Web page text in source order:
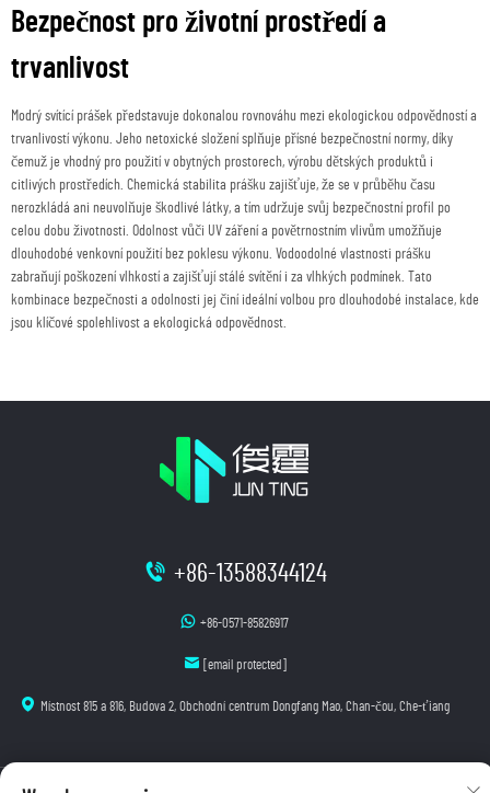
Bezpečnost pro životní prostředí a
trvanlivost
Modrý svítící prášek představuje dokonalou rovnováhu mezi ekologickou odpovědností a
trvanlivostí výkonu. Jeho netoxické složení splňuje přísné bezpečnostní normy, díky
čemuž je vhodný pro použití v obytných prostorech, výrobu dětských produktů i
citlivých prostředích. Chemická stabilita prášku zajišťuje, že se v průběhu času
nerozkládá ani neuvolňuje škodlivé látky, a tím udržuje svůj bezpečnostní profil po
celou dobu životnosti. Odolnost vůči UV záření a povětrnostním vlivům umožňuje
dlouhodobé venkovní použití bez poklesu výkonu. Vodoodolné vlastnosti prášku
zabraňují poškození vlhkostí a zajišťují stálé svítění i za vlhkých podmínek. Tato
kombinace bezpečnosti a odolnosti jej činí ideální volbou pro dlouhodobé instalace, kde
jsou klíčové spolehlivost a ekologická odpovědnost.
+86-13588344124
+86-0571-85826917
[email protected]
Místnost 815 a 816, Budova 2, Obchodní centrum Dongfang Mao, Chan-čou, Che-ťiang